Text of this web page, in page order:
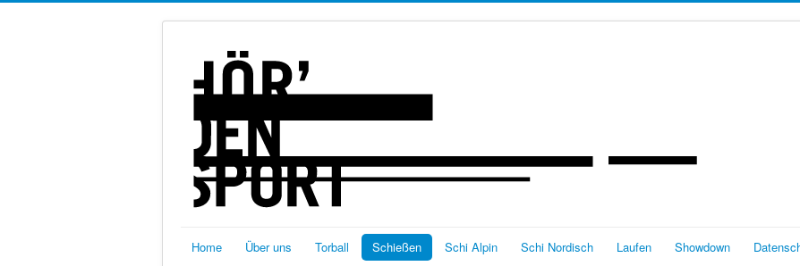
Home Über uns Torball Schießen Schi Alpin Schi Nordisch Laufen Showdown